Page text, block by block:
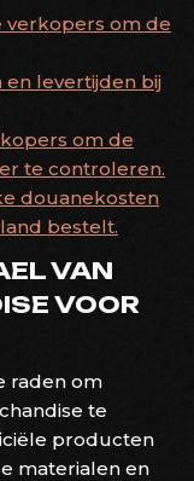
verkopers om de
levertijden bij
om de
te controleren.
douanekosten
bestelt.
VAN
VOOR
raden om
te
producten
materialen en